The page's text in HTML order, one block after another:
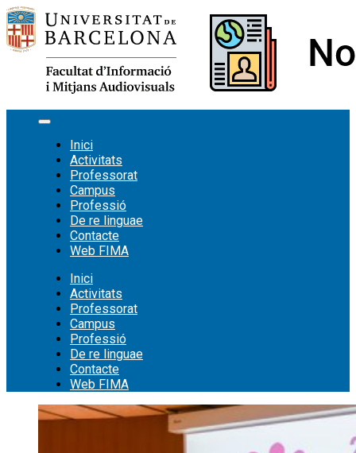
Vés
al
contingut
Inici
Activitats
Professorat
Campus
Professió
De re linguae
Contacte
Web FIMA
Inici
Activitats
Professorat
Campus
Professió
De re linguae
Contacte
Web FIMA